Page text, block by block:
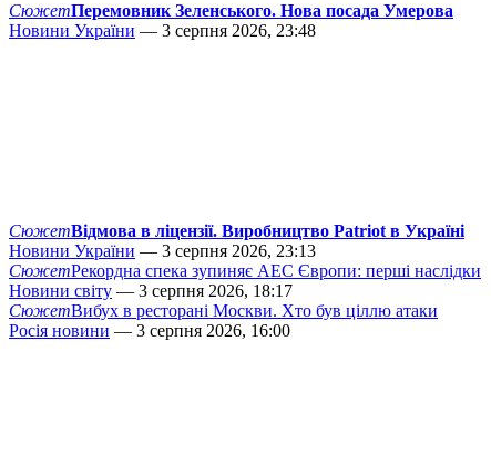
СюжетПеремовник Зеленського. Нова посада Умерова
Новини України — 3 серпня 2026, 23:48
СюжетВідмова в ліцензії. Виробництво Patriot в Україні
Новини України — 3 серпня 2026, 23:13
СюжетРекордна спека зупиняє АЕС Європи: перші наслідки
Новини світу — 3 серпня 2026, 18:17
СюжетВибух в ресторані Москви. Хто був ціллю атаки
Росія новини — 3 серпня 2026, 16:00